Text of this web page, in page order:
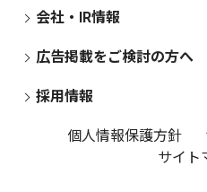
会社・IR情報
広告掲載をご検討の方へ
採用情報
個人情報保護方針
サイト